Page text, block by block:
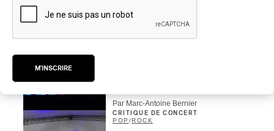
Par Marc-Antoine Bernier
ROCK/PUNK
Par Marc-Antoine Bernier
CRITIQUE DE CONCERT
POP /ROCK
M'INSCRIRE